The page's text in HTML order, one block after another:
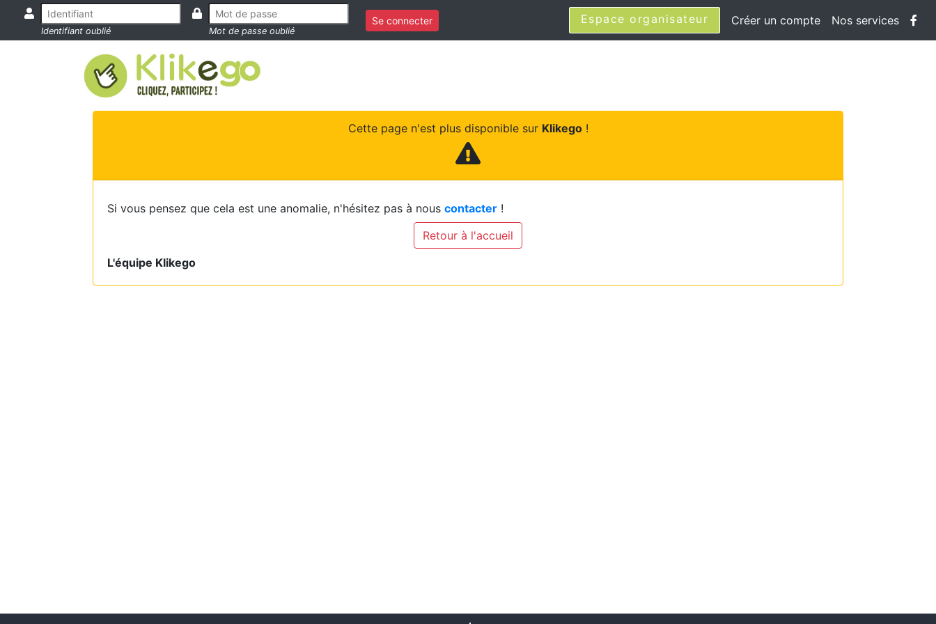
Identifiant oublié Mot de passe oublié
Se connecter Espace organisateur Créer un compte Nos services
Cette page n'est plus disponible sur Klikego!
Si vous pensez que cela est une anomalie, n'hésitez pas à nous contacter !
Retour à l'accueil
L'équipe Klikego